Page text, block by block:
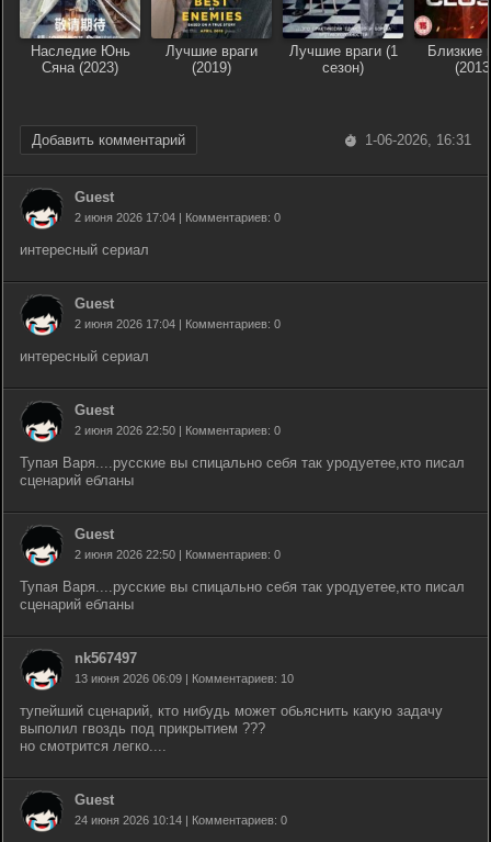
Наследие Юнь
Сяна (2023)
Лучшие враги
(2019)
Лучшие враги (1
сезон)
Близкие
Добавить комментарий 1-06-2026, 16:31
Guest
2 июня 2026 17:04 | Комментариев: 0
интересный сериал
Guest
2 июня 2026 17:04 | Комментариев: 0
интересный сериал
Guest
2 июня 2026 22:50 | Комментариев: 0
Тупая Варя....русские вы спицально себя так уродуетее,кто писал
сценарий ебланы
Guest
2 июня 2026 22:50 | Комментариев: 0
Тупая Варя....русские вы спицально себя так уродуетее,кто писал
сценарий ебланы
nk567497
13 июня 2026 06:09 | Комментариев: 10
тупейший сценарий, кто нибудь может обьяснить какую задачу
выполил гвоздь под прикрытием ???
но смотрится легко....
Guest
24 июня 2026 10:14 | Комментариев: 0